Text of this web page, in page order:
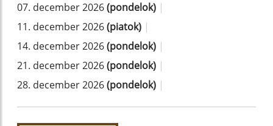
07. december 2026(pondelok) |
11. december 2026(piatok) |
14. december 2026(pondelok) |
21. december 2026(pondelok) |
28. december 2026(pondelok) |